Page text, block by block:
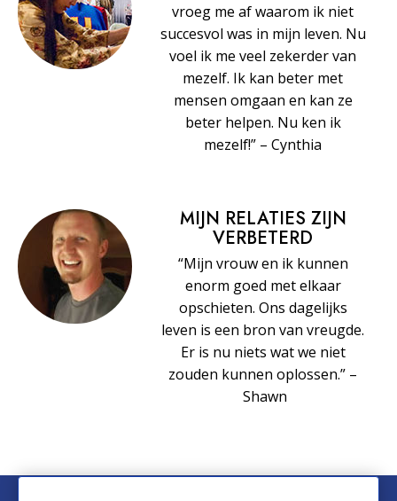
vroeg me af waarom ik niet
succesvol was in mijn leven. Nu
voel ik me veel zekerder van
mezelf. Ik kan beter met
mensen omgaan en kan ze
beter helpen. Nu ken ik
mezelf!” – Cynthia
MIJN RELATIES ZIJN
VERBETERD
“Mijn vrouw en ik kunnen
enorm goed met elkaar
opschieten. Ons dagelijks
leven is een bron van vreugde.
Er is nu niets wat we niet
zouden kunnen oplossen.” –
Shawn